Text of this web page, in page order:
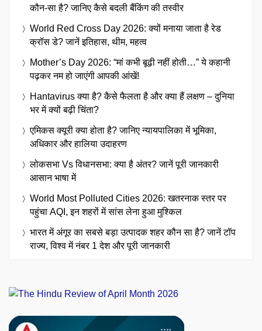
कौन-सा है? जानिए कैसे बदली बैंकिंग की तस्वीर
World Red Cross Day 2026: क्यों मनाया जाता है रेड
क्रॉस डे? जानें इतिहास, थीम, महत्व
Mother’s Day 2026: “मां कभी बूढ़ी नहीं होती…” ये कहानी
पढ़कर नम हो जाएंगी आपकी आंखें!
Hantavirus क्या है? कैसे फैलता है और क्या हैं लक्षण – दुनिया
भर में क्यों बढ़ी चिंता?
एमिकस क्यूरी क्या होता है? जानिए न्यायपालिका में भूमिका,
अधिकार और हालिया उदाहरण
लोकसभा Vs विधानसभा: क्या है अंतर? जानें पूरी जानकारी
आसान भाषा में
World Most Polluted Cities 2026: खतरनाक स्तर पर
पहुंचा AQI, इन शहरों में सांस लेना हुआ मुश्किल
भारत में अंगूर का सबसे बड़ा उत्पादक शहर कौन सा है? जानें टॉप
राज्य, विश्व में नंबर 1 देश और पूरी जानकारी